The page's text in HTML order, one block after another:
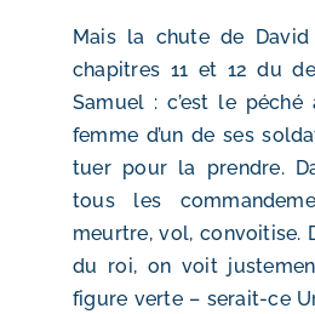
Mais la chute de David
chapitres 11 et 12 du
Samuel : c’est le péché
femme d’un de ses
tuer pour la prendre.
tous les
meurtre, vol, convoitise.
du roi, on voit
figure verte – serait-ce